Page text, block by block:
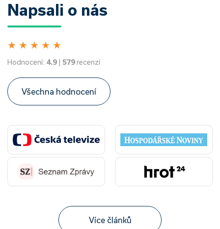
Napsali o nás
★ ★ ★ ★ ★
Hodnocení: 4.9 | 579recenzí
Všechna hodnocení
Více článků